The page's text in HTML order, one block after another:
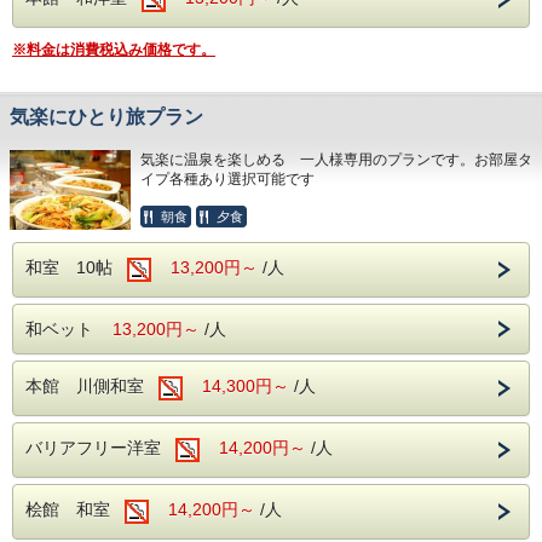
※料金は消費税込み価格です。
気楽にひとり旅プラン
気楽に温泉を楽しめる 一人様専用のプランです。お部屋タ
イプ各種あり選択可能です
朝食 夕食
和室 10帖 13,200円～ /人
和ベット 13,200円～ /人
本館 川側和室 14,300円～ /人
バリアフリー洋室 14,200円～ /人
桧館 和室 14,200円～ /人